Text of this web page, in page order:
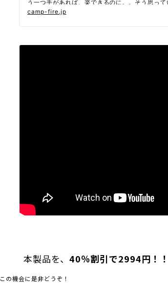
う一つ手があれば、楽できるのに。。そう思って
た！！朗報ですよ
camp-fire.jp
本製品を、40％割引で2994円！
この機会に是非どうぞ！